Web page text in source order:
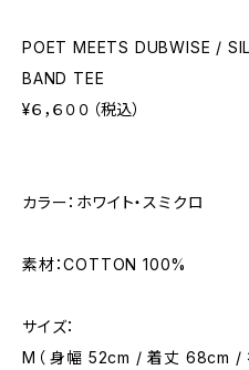
POET MEETS DUBWISE /
BAND TEE
¥６，６００（税込）
カラー：ホワイト・スミクロ
素材：COTTON 100%
サイズ：
M（ 身幅 52cm / 着丈 68cm /